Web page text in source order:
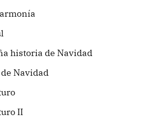
historia de Navidad
Navidad
II